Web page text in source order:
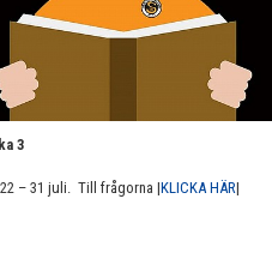
3
– 31 juli. Till frågorna |KLICKA HÄR|